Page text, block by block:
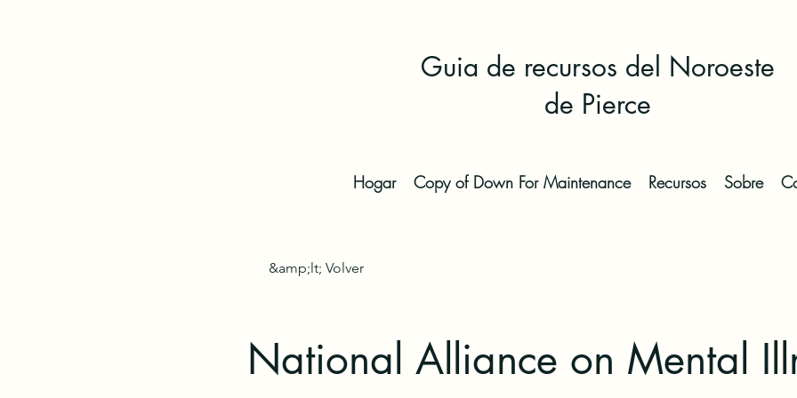
Guia de recursos del Noroeste
de Pierce
Hogar Copy of Down For Maintenance Recursos Sobre
&amp;lt; Volver
National Alliance on Mental